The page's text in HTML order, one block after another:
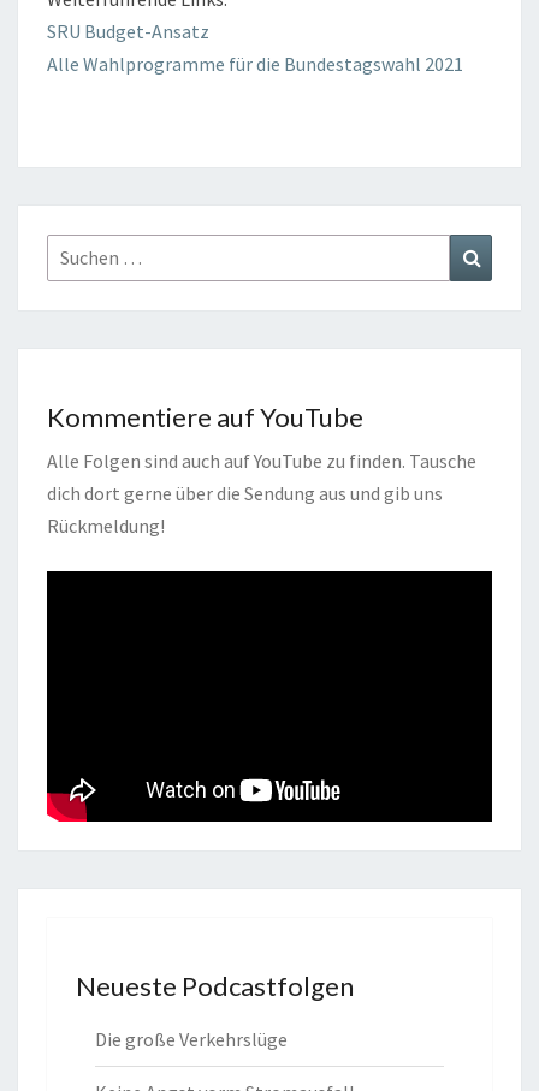
SRU Budget-Ansatz
Alle Wahlprogramme für die Bundestagswahl 2021
Suchen
nach:
Kommentiere auf YouTube
Alle Folgen sind auch auf YouTube zu finden. Tausche
dich dort gerne über die Sendung aus und gib uns
Rückmeldung!
Neueste Podcastfolgen
Die große Verkehrslüge